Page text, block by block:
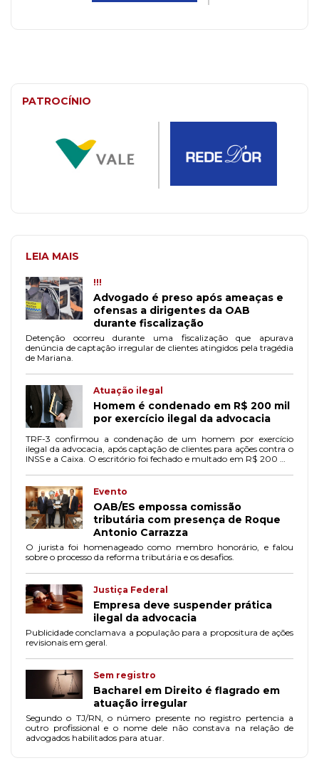
PATROCÍNIO
LEIA MAIS
!!!
Advogado é preso após ameaças e
ofensas a dirigentes da OAB
durante fiscalização
Detenção ocorreu durante uma fiscalização que apurava
denúncia de captação irregular de clientes atingidos pela tragédia
de Mariana.
Atuação ilegal
Homem é condenado em R$ 200 mil
por exercício ilegal da advocacia
TRF-3 confirmou a condenação de um homem por exercício
ilegal da advocacia, após captação de clientes para ações contra o
INSS e a Caixa. O escritório foi fechado e multado em R$ 200 mil
Evento
OAB/ES empossa comissão
tributária com presença de Roque
Antonio Carrazza
O jurista foi homenageado como membro honorário, e falou
sobre o processo da reforma tributária e os desafios.
Justiça Federal
Empresa deve suspender prática
ilegal da advocacia
Publicidade conclamava a população para a propositura de ações
revisionais em geral.
Sem registro
Bacharel em Direito é flagrado em
atuação irregular
Segundo o TJ/RN, o número presente no registro pertencia a
outro profissional e o nome dele não constava na relação de
advogados habilitados para atuar.